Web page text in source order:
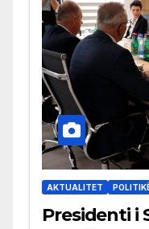
AKTUALITET
Presidenti i